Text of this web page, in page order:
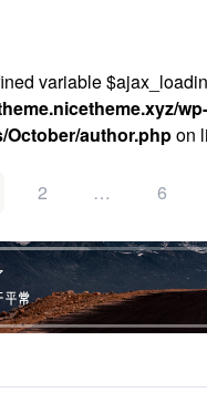
variable
wp-
October/author.phpon
2 … 6